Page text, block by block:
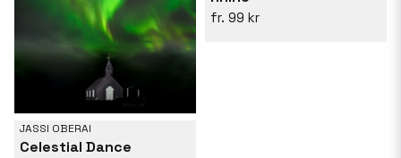
JASSI OBERAI
Celestial Dance
99 kr